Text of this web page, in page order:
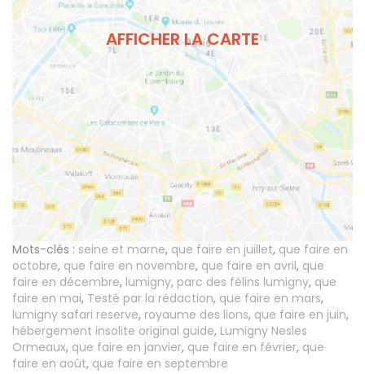
AFFICHER LA CARTE
Mots-clés : seine et marne, que faire en juillet, que faire en
octobre, que faire en novembre, que faire en avril, que
faire en décembre, lumigny, parc des félins lumigny, que
faire en mai, Testé par la rédaction, que faire en mars,
lumigny safari reserve, royaume des lions, que faire en juin,
hébergement insolite original guide, Lumigny Nesles
Ormeaux, que faire en janvier, que faire en février, que
faire en août, que faire en septembre